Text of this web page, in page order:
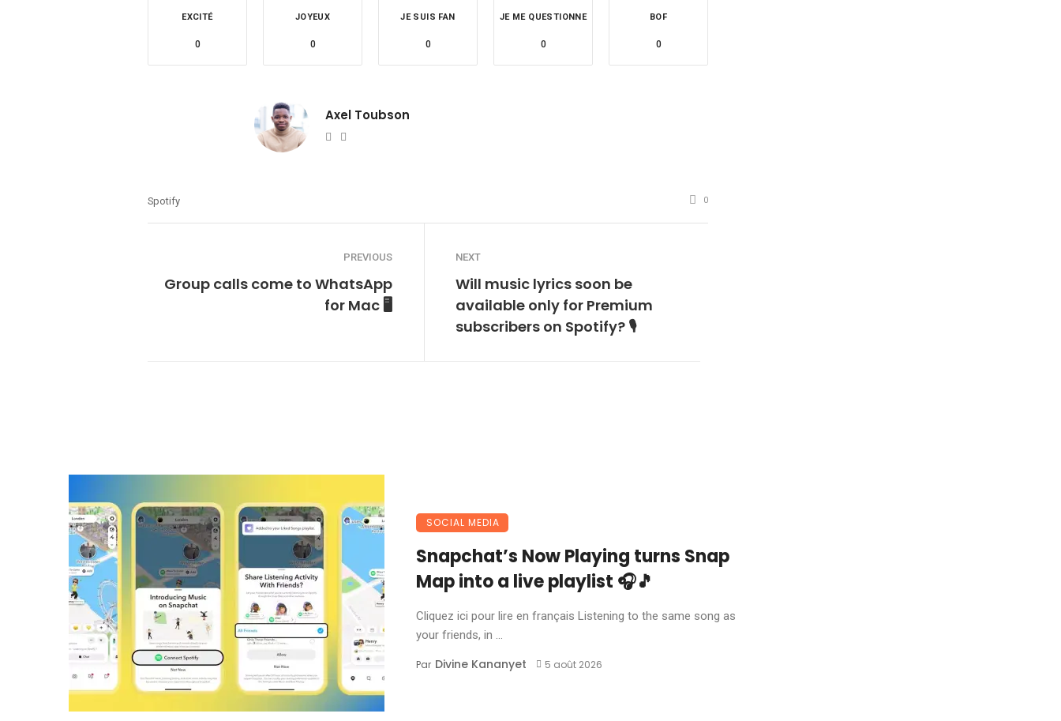
EXCITÉ
0
JOYEUX
0
JE SUIS FAN
0
JE ME QUESTIONNE
0
BOF
0
Axel Toubson
Website
Spotify 0
PREVIOUS
Group calls come to WhatsApp
for Mac 🖥️
NEXT
Will music lyrics soon be
available only for Premium
subscribers on Spotify? 🎙️
SOCIAL MEDIA
Snapchat’s Now Playing turns Snap
Map into a live playlist 🎧🎵
Cliquez ici pour lire en français Listening to the same song as
your friends, in ...
Par Divine Kananyet 5 août 2026